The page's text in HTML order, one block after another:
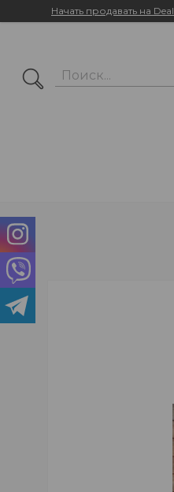
Начать продавать на